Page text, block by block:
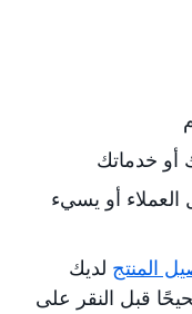
أو خدماتك
أو يسيء
المنتج لديك
قبل النقر على